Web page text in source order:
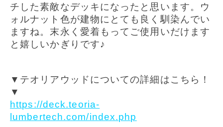
チした素敵なデッキになったと思います。ウ
ォルナット色が建物にとても良く馴染んでい
ますね。末永く愛着もってご使用いだけます
と嬉しいかぎりです♪
▼テオリアウッドについての詳細はこちら！
▼
https://deck.teoria-
lumbertech.com/index.php